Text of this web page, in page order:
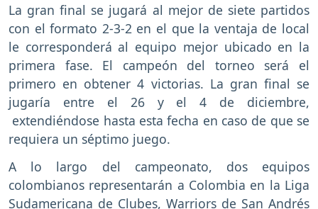
La gran final se jugará al mejor de siete partidos
con el formato 2-3-2 en el que la ventaja de local
le corresponderá al equipo mejor ubicado en la
primera fase. El campeón del torneo será el
primero en obtener 4 victorias. La gran final se
jugaría entre el 26 y el 4 de diciembre,
extendiéndose hasta esta fecha en caso de que se
requiera un séptimo juego.
A lo largo del campeonato, dos equipos
colombianos representarán a Colombia en la Liga
Sudamericana de Clubes, Warriors de San Andrés